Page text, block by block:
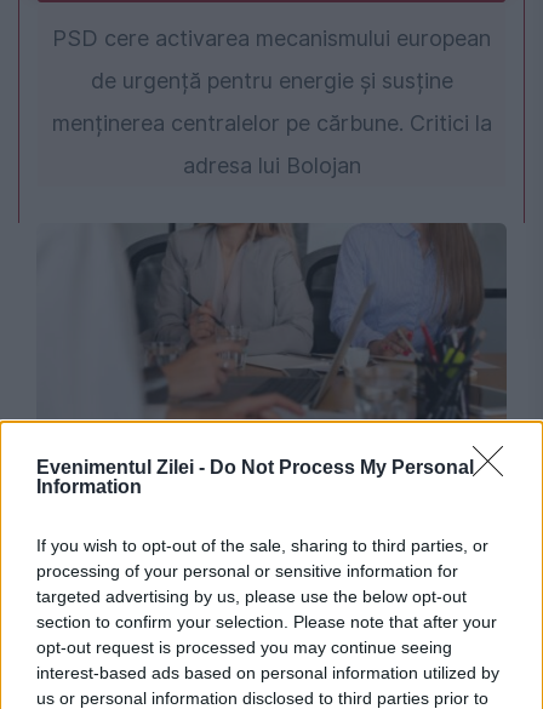
Evenimentul Zilei - Do Not Process My Personal
Information
If you wish to opt-out of the sale, sharing to third parties, or
processing of your personal or sensitive information for
targeted advertising by us, please use the below opt-out
section to confirm your selection. Please note that after your
opt-out request is processed you may continue seeing
interest-based ads based on personal information utilized by
us or personal information disclosed to third parties prior to
PSD cere activarea mecanismului european
de urgență pentru energie și susține
menținerea centralelor pe cărbune. Critici la
adresa lui Bolojan
POLITICA
ajunge legea în Parlament